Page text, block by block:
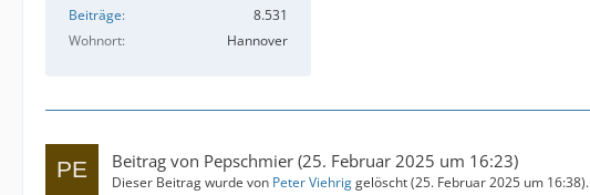
Beiträge
8.531
Wohnort
Hannover
Beitrag von Pepschmier (25. Februar 2025 um 16:23)
Dieser Beitrag wurde von Peter Viehriggelöscht (25. Februar 2025 um 16:38).